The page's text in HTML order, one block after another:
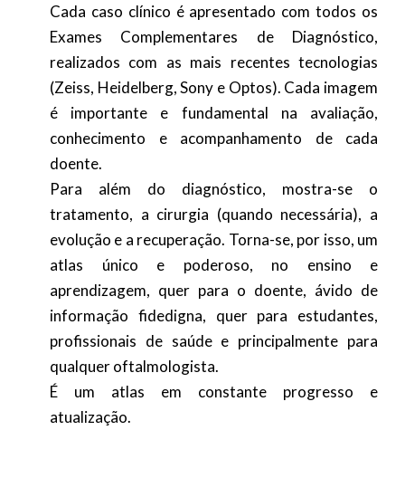
Cada caso clínico é apresentado com todos os
Exames Complementares de Diagnóstico,
realizados com as mais recentes tecnologias
(Zeiss, Heidelberg, Sony e Optos). Cada imagem
é importante e fundamental na avaliação,
conhecimento e acompanhamento de cada
doente.
Para além do diagnóstico, mostra-se o
tratamento, a cirurgia (quando necessária), a
evolução e a recuperação. Torna-se, por isso, um
atlas único e poderoso, no ensino e
aprendizagem, quer para o doente, ávido de
informação fidedigna, quer para estudantes,
profissionais de saúde e principalmente para
qualquer oftalmologista.
É um atlas em constante progresso e
atualização.